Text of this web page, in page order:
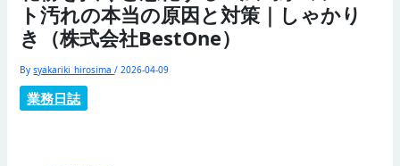
ト汚れの本当の原因と対策｜しゃかり
き（株式会社BestOne）
Bysyakariki_hirosima/2026-04-09
業務日誌